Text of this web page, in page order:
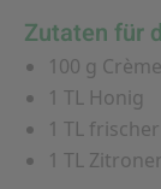
Zutaten für
100 g
1 TL Honig
1 TL frischer
1 TL